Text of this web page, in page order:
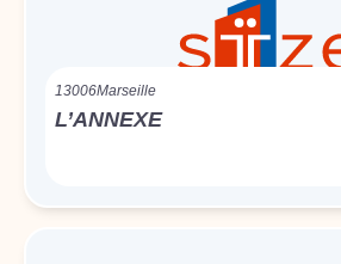
13006Marseille
L’ANNEXE